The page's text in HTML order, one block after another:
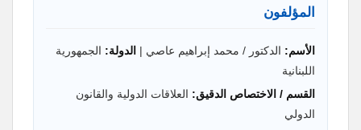
المؤلفون
الأسم: الدكتور / محمد إبراهيم عاصي | الدولة: الجمهورية
اللبنانية
القسم / الاختصاص الدقيق: العلاقات الدولية والقانون
الدولي